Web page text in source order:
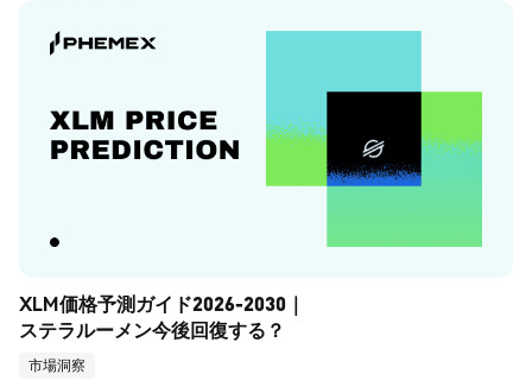
XLM価格予測ガイド2026-2030｜
ステラルーメン今後回復する？
市場洞察